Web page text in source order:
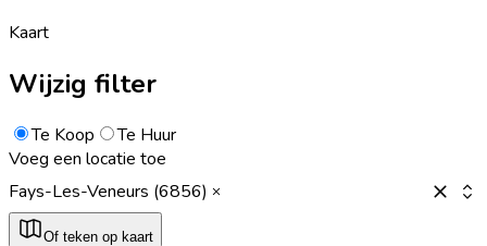
Kaart
Wijzig filter
Te Koop
Te Huur
Voeg een locatie toe
Fays-Les-Veneurs (6856)
Of teken op kaart